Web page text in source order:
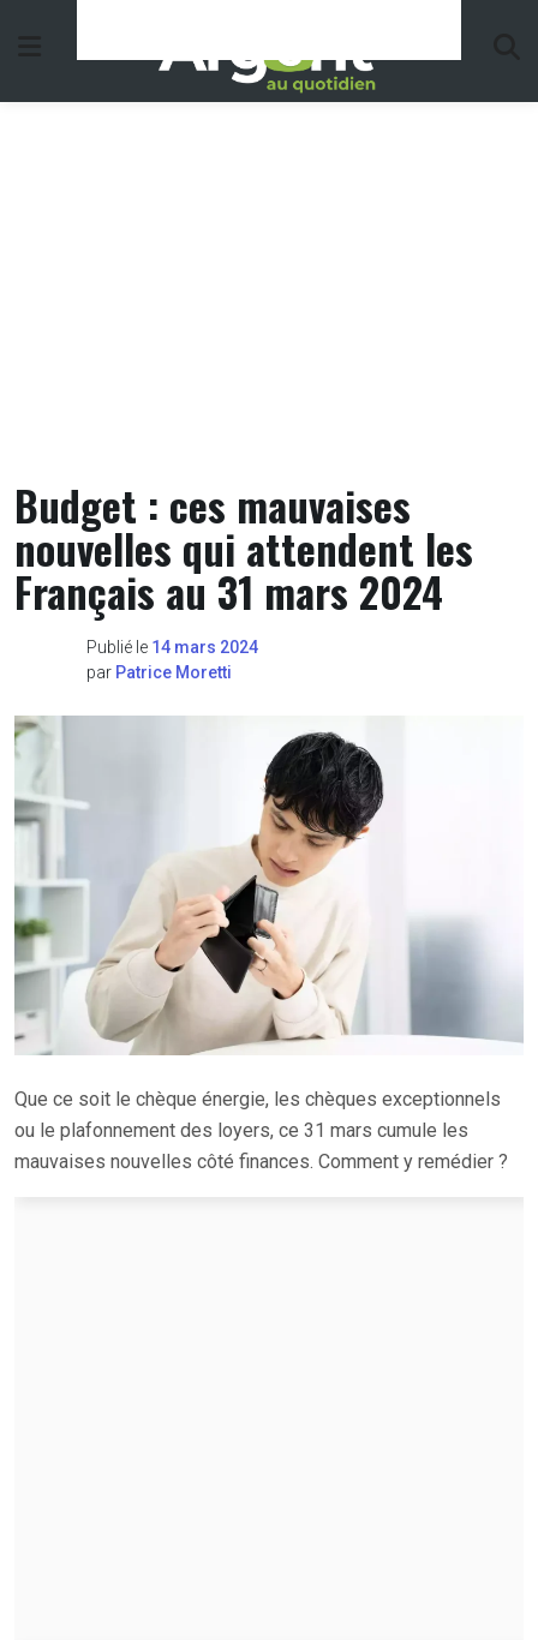
Budget : ces mauvaises
nouvelles qui attendent les
Français au 31 mars 2024
Publié le 14 mars 2024
par Patrice Moretti
Que ce soit le chèque énergie, les chèques exceptionnels
ou le plafonnement des loyers, ce 31 mars cumule les
mauvaises nouvelles côté finances. Comment y remédier ?